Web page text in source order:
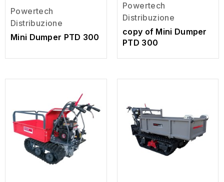
Powertech
Distribuzione
Mini Dumper PTD 300
Powertech
Distribuzione
copy of Mini Dumper
PTD 300